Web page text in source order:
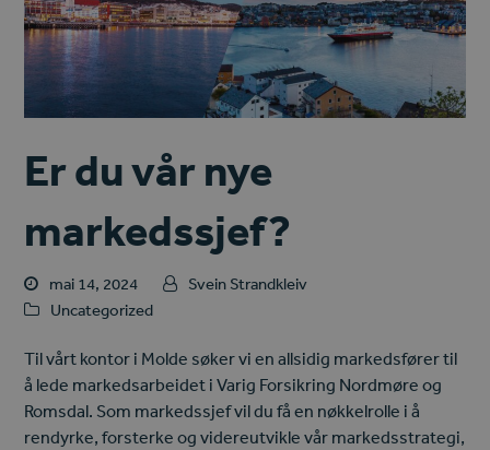
Er du vår nye
markedssjef?
mai 14, 2024
Svein Strandkleiv
Uncategorized
Til vårt kontor i Molde søker vi en allsidig markedsfører til
å lede markedsarbeidet i Varig Forsikring Nordmøre og
Romsdal. Som markedssjef vil du få en nøkkelrolle i å
rendyrke, forsterke og videreutvikle vår markedsstrategi,